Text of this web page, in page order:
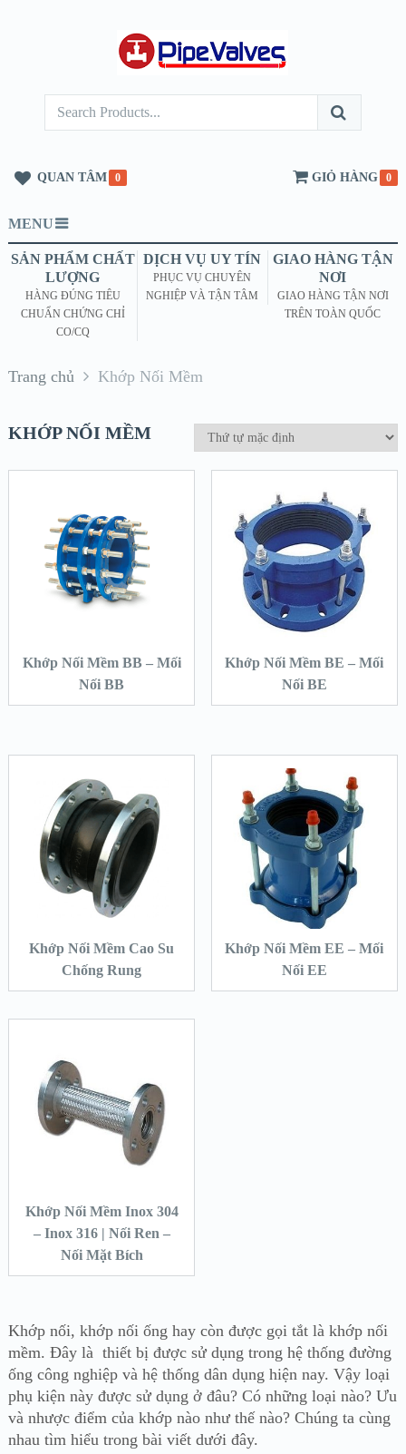
QUAN TÂM 0 GIỎ HÀNG 0
MENU
SẢN PHẨM CHẤT
LƯỢNG
HÀNG ĐÚNG TIÊU
CHUẨN CHỨNG CHỈ
CO/CQ
DỊCH VỤ UY TÍN
PHỤC VỤ CHUYÊN
NGHIỆP VÀ TẬN TÂM
GIAO HÀNG TẬN
NƠI
GIAO HÀNG TẬN NƠI
TRÊN TOÀN QUỐC
Trang chủ Khớp Nối Mềm
KHỚP NỐI MỀM
Khớp Nối Mềm BB – Mối
Nối BB
Khớp Nối Mềm BE – Mối
Nối BE
Khớp Nối Mềm Cao Su
Chống Rung
Khớp Nối Mềm EE – Mối
Nối EE
Khớp Nối Mềm Inox 304
– Inox 316 | Nối Ren –
Nối Mặt Bích
Khớp nối, khớp nối ống hay còn được gọi tắt là khớp nối
mềm. Đây là thiết bị được sử dụng trong hệ thống đường
ống công nghiệp và hệ thống dân dụng hiện nay. Vậy loại
phụ kiện này được sử dụng ở đâu? Có những loại nào? Ưu
và nhược điểm của khớp nào như thế nào? Chúng ta cùng
nhau tìm hiểu trong bài viết dưới đây.